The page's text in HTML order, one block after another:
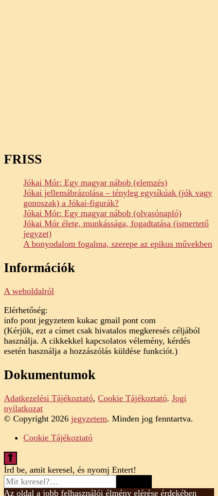
FRISS
Jókai Mór: Egy magyar nábob (elemzés)
Jókai jellemábrázolása – tényleg egysíkúak (jók vagy
gonoszak) a Jókai-figurák?
Jókai Mór: Egy magyar nábob (olvasónapló)
Jókai Mór élete, munkássága, fogadtatása (ismertető
jegyzet)
A bonyodalom fogalma, szerepe az epikus művekben
Információk
A weboldalról
Elérhetőség:
info pont jegyzetem kukac gmail pont com
(Kérjük, ezt a címet csak hivatalos megkeresés céljából
használja. A cikkekkel kapcsolatos vélemény, kérdés
esetén használja a hozzászólás küldése funkciót.)
Dokumentumok
Adatkezelési Tájékoztató, Cookie Tájékoztató. Jogi
nyilatkozat
© Copyright 2026 jegyzetem. Minden jog fenntartva.
Cookie Tájékoztató
Looking
for
Something?
Írd be, amit keresel, és nyomj Entert!
Az oldal a jobb felhasználói élmény elérése érdekében